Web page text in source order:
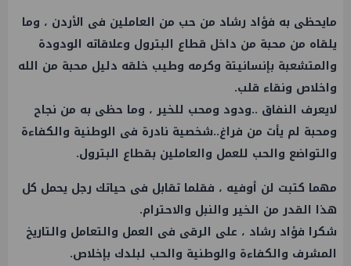
مايحظى به فؤاد رشاد من حب من العاملين فى الأردن ، وما
يلقاه من محبة من داخل قطاع البترول وعلاقاته الودودة
والمتشعبة بإنسانيتة وكرمه وطيب خلقه دليل محبة من الله
واخلاص ونقاء قلب.
لايعرف النفاق ..ودود ومحب للخير ، وما حظى به من نجاح
ومحبة لم يأت من فراغ..شخصية نادرة فى الوطنية والكفاءة
والتواضع والحب للعمل والعاملين بقطاع البترول.
مهما كتبت لن أوفيه ، فقلما تقابل فى حياتك رجل يحمل كل
هذا القدر من الخير والنبل والاحترام.
شكرا فؤاد رشاد ، على الرقى فى العمل والتعامل والتاريخ
المشرف والكفاءة والوطنية والحب لبلدك بإخلاص.